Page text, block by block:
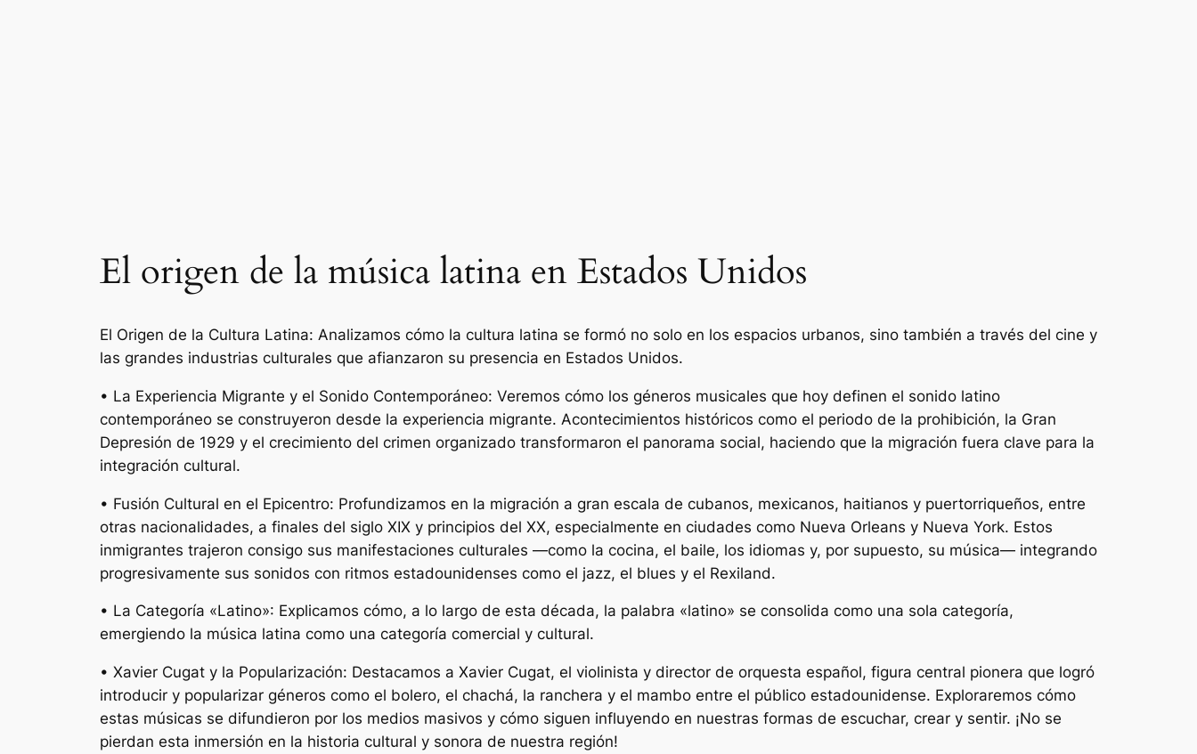
El origen de la música latina en Estados Unidos
El Origen de la Cultura Latina: Analizamos cómo la cultura latina se formó no solo en los espacios urbanos, sino también a través del cine y
las grandes industrias culturales que afianzaron su presencia en Estados Unidos.
• La Experiencia Migrante y el Sonido Contemporáneo: Veremos cómo los géneros musicales que hoy definen el sonido latino
contemporáneo se construyeron desde la experiencia migrante. Acontecimientos históricos como el periodo de la prohibición, la Gran
Depresión de 1929 y el crecimiento del crimen organizado transformaron el panorama social, haciendo que la migración fuera clave para la
integración cultural.
• Fusión Cultural en el Epicentro: Profundizamos en la migración a gran escala de cubanos, mexicanos, haitianos y puertorriqueños, entre
otras nacionalidades, a finales del siglo XIX y principios del XX, especialmente en ciudades como Nueva Orleans y Nueva York. Estos
inmigrantes trajeron consigo sus manifestaciones culturales —como la cocina, el baile, los idiomas y, por supuesto, su música— integrando
progresivamente sus sonidos con ritmos estadounidenses como el jazz, el blues y el Rexiland.
• La Categoría «Latino»: Explicamos cómo, a lo largo de esta década, la palabra «latino» se consolida como una sola categoría,
emergiendo la música latina como una categoría comercial y cultural.
• Xavier Cugat y la Popularización: Destacamos a Xavier Cugat, el violinista y director de orquesta español, figura central pionera que logró
introducir y popularizar géneros como el bolero, el chachá, la ranchera y el mambo entre el público estadounidense. Exploraremos cómo
estas músicas se difundieron por los medios masivos y cómo siguen influyendo en nuestras formas de escuchar, crear y sentir. ¡No se
pierdan esta inmersión en la historia cultural y sonora de nuestra región!